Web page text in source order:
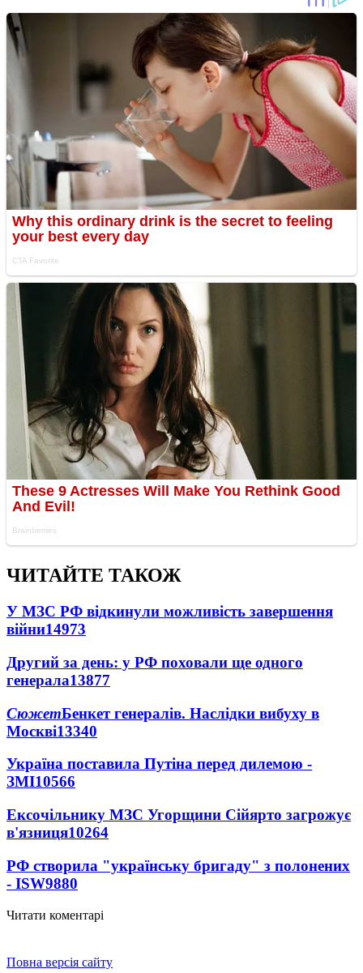
ЧИТАЙТЕ ТАКОЖ
У МЗС РФ відкинули можливість завершення
війни14973
Другий за день: у РФ поховали ще одного
генерала13877
СюжетБенкет генералів. Наслідки вибуху в
Москві13340
Україна поставила Путіна перед дилемою -
ЗМІ10566
Ексочільнику МЗС Угорщини Сійярто загрожує
в'язниця10264
РФ створила "українську бригаду" з полонених
- ISW9880
Читати коментарі
Повна версія сайту